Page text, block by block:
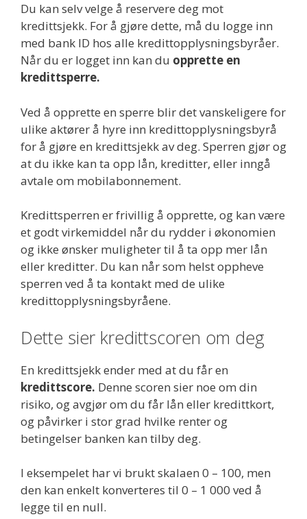
Du kan selv velge å reservere deg mot
kredittsjekk. For å gjøre dette, må du logge inn
med bank ID hos alle kredittopplysningsbyråer.
Når du er logget inn kan du opprette en
kredittsperre.
Ved å opprette en sperre blir det vanskeligere for
ulike aktører å hyre inn kredittopplysningsbyrå
for å gjøre en kredittsjekk av deg. Sperren gjør og
at du ikke kan ta opp lån, kreditter, eller inngå
avtale om mobilabonnement.
Kredittsperren er frivillig å opprette, og kan være
et godt virkemiddel når du rydder i økonomien
og ikke ønsker muligheter til å ta opp mer lån
eller kreditter. Du kan når som helst oppheve
sperren ved å ta kontakt med de ulike
kredittopplysningsbyråene.
Dette sier kredittscoren om deg
En kredittsjekk ender med at du får en
kredittscore. Denne scoren sier noe om din
risiko, og avgjør om du får lån eller kredittkort,
og påvirker i stor grad hvilke renter og
betingelser banken kan tilby deg.
I eksempelet har vi brukt skalaen 0 – 100, men
den kan enkelt konverteres til 0 – 1 000 ved å
legge til en null.